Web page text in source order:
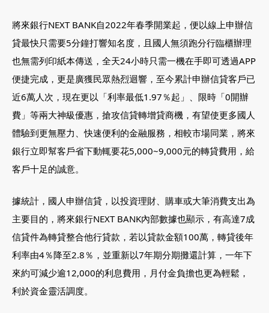
將來銀行NEXT BANK自2022年春季開業起，便以線上申辦信
貸最快只需要5分鐘打響知名度，且國人無須跑分行臨櫃辦理
也無需列印紙本傳送，全天24小時只需一機在手即可透過APP
便捷完成，更是廣獲民眾熱烈迴響，至今累計申辦信貸客戶已
近6萬人次，現在更以「利率最低1.97％起」、限時「0開辦
費」等兩大神級優惠，搶攻信貸轉增貸商機，有望使更多國人
體驗到更無壓力、快速便利的金融服務，相較市場同業，將來
銀行立即幫客戶省下動輒要花5,000~9,000元的轉貸費用，給
客戶十足的誠意。
據統計，國人申辦信貸，以投資理財、購車或大筆消費支出為
主要目的，將來銀行NEXT BANK內部數據也顯示，有高達7成
信貸件為轉貸整合他行貸款，若以貸款金額100萬，轉貸後年
利率由4％降至2.8％，並重新以7年期分期攤還計算，一年下
來約可減少逾12,000的利息費用，月付金負擔也更為輕鬆，
利於資金靈活調度。